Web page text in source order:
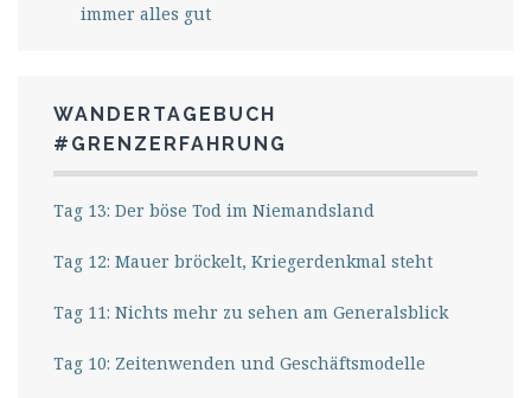
immer alles gut
WANDERTAGEBUCH
#GRENZERFAHRUNG
Tag 13: Der böse Tod im Niemandsland
Tag 12: Mauer bröckelt, Kriegerdenkmal steht
Tag 11: Nichts mehr zu sehen am Generalsblick
Tag 10: Zeitenwenden und Geschäftsmodelle